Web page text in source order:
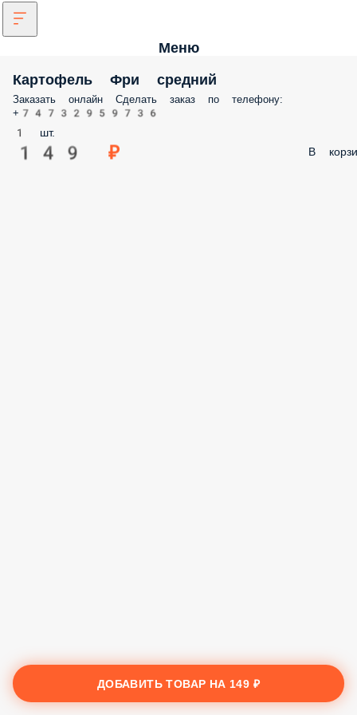
Меню
Картофель Фри средний
Заказать онлайн Сделать заказ по телефону:
+74732959736
1 шт.
149 ₽ В
ДОБАВИТЬ ТОВАР НА 149 ₽